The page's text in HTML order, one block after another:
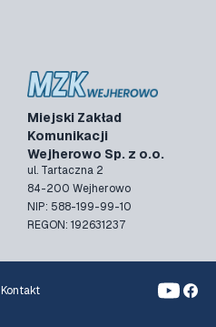
Miejski Zakład
Komunikacji
Wejherowo Sp. z o.o.
ul. Tartaczna 2
84-200 Wejherowo
NIP: 588-199-99-10
REGON: 192631237
Kontakt